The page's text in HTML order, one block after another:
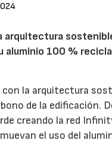
arquitectura
100 %
la arquitectura
de la edificación.
creando la red
el uso del